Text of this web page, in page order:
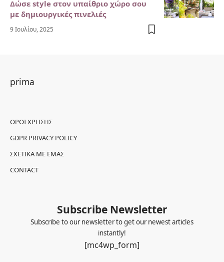
Δώσε style στον υπαίθριο χώρο σου
με δημιουργικές πινελιές
9 Ιουλίου, 2025
prima
ΌΡΟΙ ΧΡΉΣΗΣ
GDPR PRIVACY POLICY
ΣΧΕΤΙΚΆ ΜΕ ΕΜΆΣ
CONTACT
Subscribe Newsletter
Subscribe to our newsletter to get our newest articles
instantly!
[mc4wp_form]